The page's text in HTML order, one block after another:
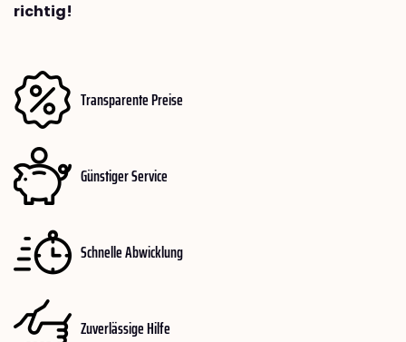
richtig!
Transparente Preise
Günstiger Service
Schnelle Abwicklung
Zuverlässige Hilfe